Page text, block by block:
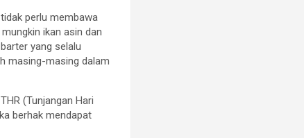
perlu membawa
ikan asin dan
yang selalu
masing-masing dalam
(Tunjangan Hari
berhak mendapat